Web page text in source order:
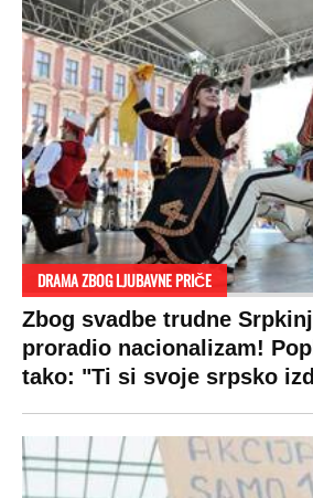
Kultura
Makedonija
Auto
Prijatelji sajta
Pratite nas na: